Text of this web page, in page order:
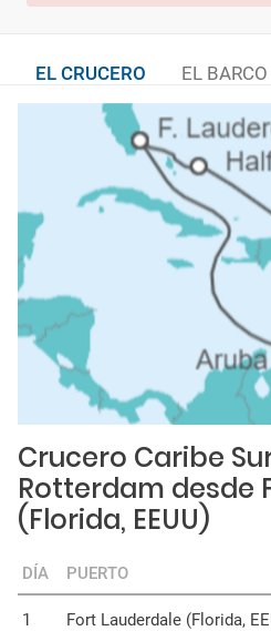
EL CRUCERO EL BARCO
Crucero Caribe
Rotterdam desde
(Florida, EEUU)
DÍA PUERTO
1 Fort Lauderdale (Florida,